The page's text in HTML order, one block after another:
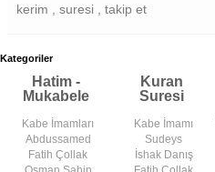
kerim , suresi , takip et
Kategoriler
Hatim -
Mukabele
Kuran
Suresi
Kabe İmamları
Abdussamed
Fatih Çollak
Kabe İmamı
Sudeys
İshak Danış